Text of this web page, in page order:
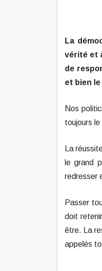
La
vérité et
de
et bien
Nos
toujours
La
le grand
redresser
Passer
doit
être. La
appelés